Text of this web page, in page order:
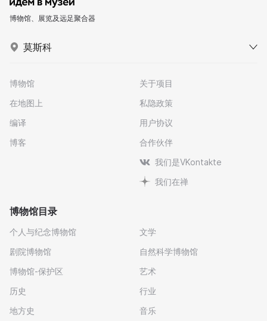
博物馆、展览及远足聚合器
莫斯科
博物馆
在地图上
编译
博客
关于项目
私隐政策
用户协议
合作伙伴
我们是VKontakte
我们在禅
博物馆目录
个人与纪念博物馆
剧院博物馆
博物馆-保护区
历史
地方史
文学
自然科学博物馆
艺术
行业
音乐